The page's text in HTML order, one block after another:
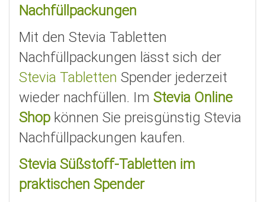
Nachfüllpackungen
Mit den Stevia Tabletten
Nachfüllpackungen lässt sich der
Stevia Tabletten Spender jederzeit
wieder nachfüllen. Im Stevia Online
Shop können Sie preisgünstig Stevia
Nachfüllpackungen kaufen.
Stevia Süßstoff-Tabletten im
praktischen Spender